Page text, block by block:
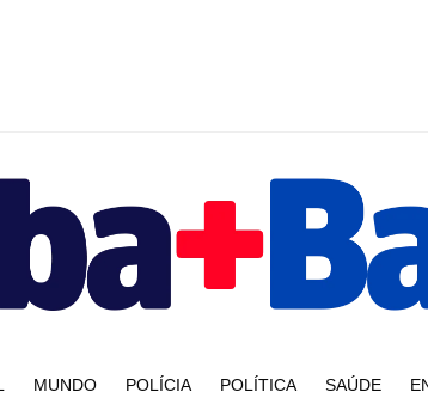
MUNDO POLÍCIA POLÍTICA SAÚDE